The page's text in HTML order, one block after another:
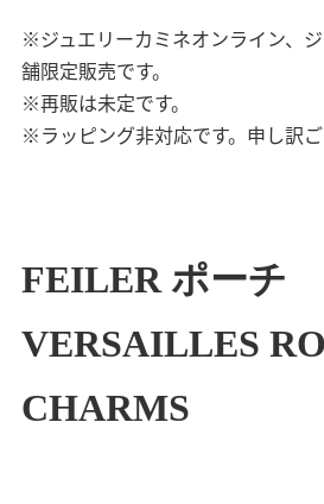
※ジュエリーカミネオンライン、
舗限定販売です。
※再販は未定です。
※ラッピング非対応です。申し訳ご
FEILER ポーチ
VERSAILLES
CHARMS